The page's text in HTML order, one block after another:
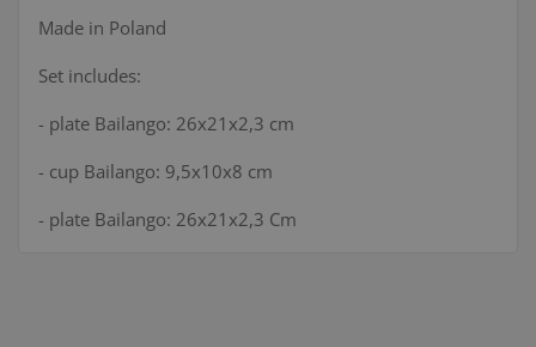
Made in Poland
Set includes:
- plate Bailango: 26x21x2,3 cm
- cup Bailango: 9,5x10x8 cm
- plate Bailango: 26x21x2,3 Cm